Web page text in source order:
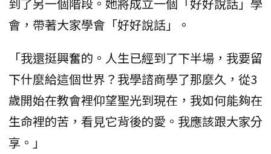
到了另一個階段。她將成立一個「好好說話」學
會，帶著大家學會「好好說話」。
「我還挺興奮的。人生已經到了下半場，我要留
下什麼給這個世界？我學諮商學了那麼久，從3
歲開始在教會裡仰望聖光到現在，我如何能夠在
生命裡的苦，看見它背後的愛。我應該跟大家分
享。」